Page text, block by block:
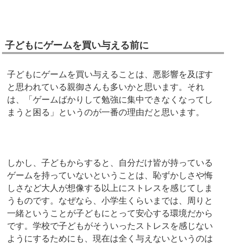
子どもにゲームを買い与える前に
子どもにゲームを買い与えることは、悪影響を及ぼす
と思われている親御さんも多いかと思います。それ
は、「ゲームばかりして勉強に集中できなくなってし
まうと困る」というのが一番の理由だと思います。
しかし、子どもからすると、自分だけ皆が持っている
ゲームを持っていないということは、恥ずかしさや悔
しさなど大人が想像する以上にストレスを感じてしま
うものです。なぜなら、小学生くらいまでは、周りと
一緒ということが子どもにとって安心する環境だから
です。学校で子どもがそういったストレスを感じない
ようにするためにも、現在は全く与えないというのは